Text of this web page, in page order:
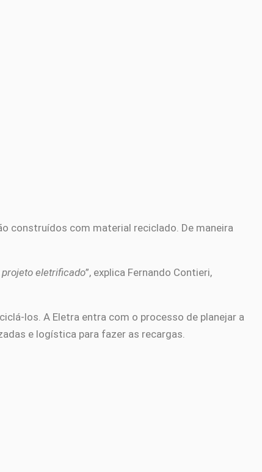
construídos com material reciclado. De maneira
projeto eletrificado”, explica Fernando Contieri,
los. A Eletra entra com o processo de planejar a
e logística para fazer as recargas.